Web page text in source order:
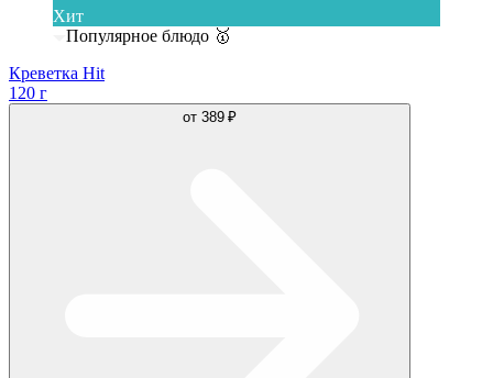
Хит
Популярное блюдо 🥇
Креветка Hit
120 г
от 389 ₽